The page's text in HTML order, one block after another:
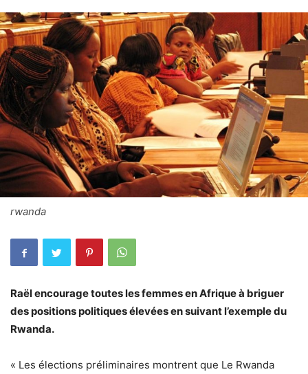
rwanda
Raël encourage toutes les femmes en Afrique à briguer
des positions politiques élevées en suivant l’exemple du
Rwanda.
« Les élections préliminaires montrent que Le Rwanda